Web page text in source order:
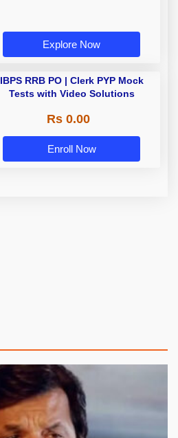
Explore Now
IBPS RRB PO | Clerk PYP Mock
Tests with Video Solutions
Rs 0.00
Enroll Now